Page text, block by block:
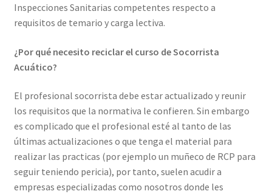
Inspecciones Sanitarias competentes respecto a
requisitos de temario y carga lectiva.
¿Por qué necesito reciclar el curso de Socorrista
Acuático?
El profesional socorrista debe estar actualizado y reunir
los requisitos que la normativa le confieren. Sin embargo
es complicado que el profesional esté al tanto de las
últimas actualizaciones o que tenga el material para
realizar las practicas (por ejemplo un muñeco de RCP para
seguir teniendo pericia), por tanto, suelen acudir a
empresas especializadas como nosotros donde les